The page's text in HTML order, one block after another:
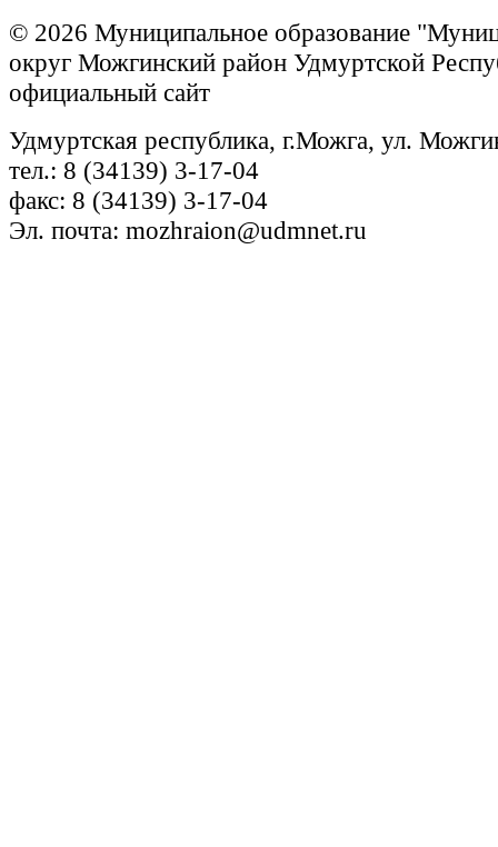
© 2026 Муниципальное образование
округ Можгинский район Удмуртской
официальный сайт
Удмуртская республика, г.Можга, ул.
тел.: 8 (34139) 3-17-04
факс: 8 (34139) 3-17-04
Эл. почта: mozhraion@udmnet.ru